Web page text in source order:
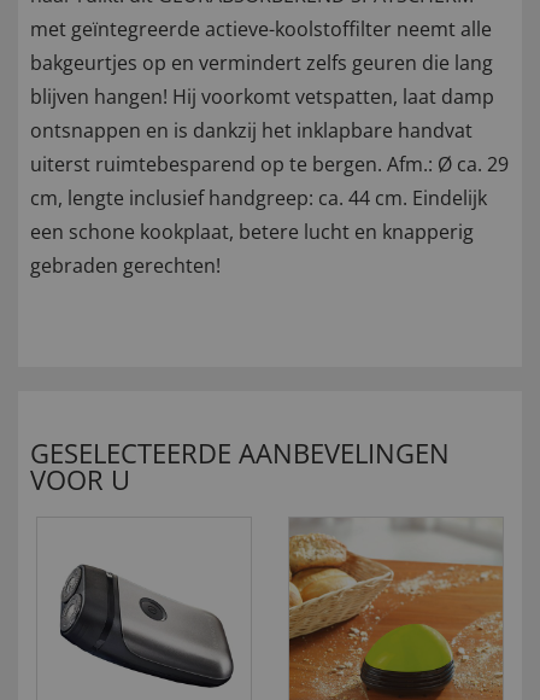
met geïntegreerde actieve-koolstoffilter neemt alle
bakgeurtjes op en vermindert zelfs geuren die lang
blijven hangen! Hij voorkomt vetspatten, laat damp
ontsnappen en is dankzij het inklapbare handvat
uiterst ruimtebesparend op te bergen. Afm.: Ø ca. 29
cm, lengte inclusief handgreep: ca. 44 cm. Eindelijk
een schone kookplaat, betere lucht en knapperig
gebraden gerechten!
GESELECTEERDE AANBEVELINGEN
VOOR U